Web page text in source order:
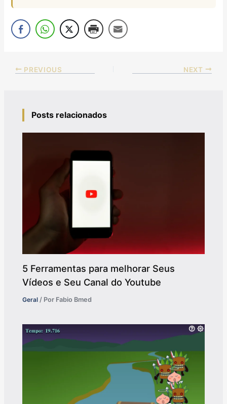
PREVIOUS NEXT
Posts relacionados
5 Ferramentas para melhorar Seus
Vídeos e Seu Canal do Youtube
Geral / Por Fabio Bmed